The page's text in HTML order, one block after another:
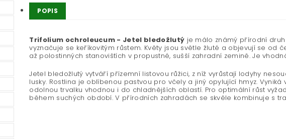
POPIS
Trifolium ochroleucum - Jetel bledožlutý je málo známý přírodní
vyznačuje se keříkovitým růstem. Květy jsou světle žluté a objevují se od
až polostinných stanovištích v propustné, sušší zahradní zemině. Je
Jetel bledožlutý vytváří přízemní listovou růžici, z níž vyrůstají lodyhy
lusky. Rostlina je oblíbenou pastvou pro včely a jiný opylující hmyz.
odolnou trvalku vhodnou i do chladnějších oblastí. Pro optimální růst
během suchých období. V přírodních zahradách se skvěle kombinuje s